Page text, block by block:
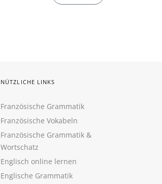
NÜTZLICHE LINKS
Französische Grammatik
Französische Vokabeln
Französische Grammatik &
Wortschatz
Englisch online lernen
Englische Grammatik